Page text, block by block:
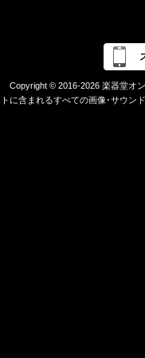
Copyright © 2016-2026 楽器堂オ
に含まれるすべての画像･サウン